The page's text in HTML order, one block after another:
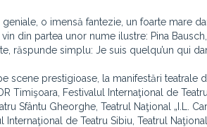
o imensă fantezie, un foarte mare
din partea unor nume ilustre: Pina Bausch,
răspunde simplu: Je suis quelqu’un qui
scene prestigioase, la manifestări teatrale
Timişoara, Festivalul Internaţional de Teatru
Sfântu Gheorghe, Teatrul Naţional „I.L.
de Teatru Sibiu, Teatrul